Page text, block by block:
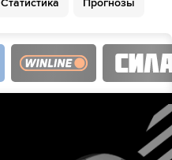
Статистика Прогнозы